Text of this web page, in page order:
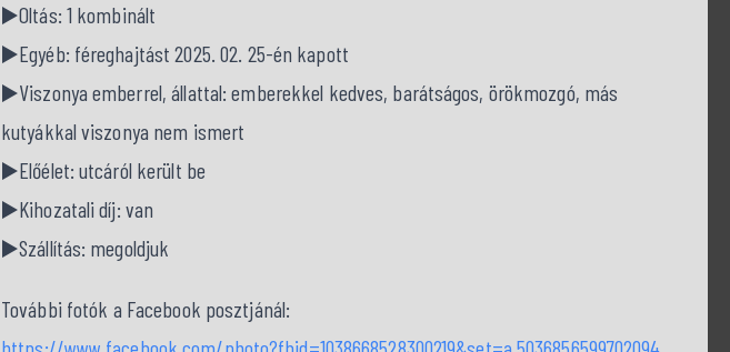
▶️Oltás: 1 kombinált
▶️Egyéb: féreghajtást 2025. 02. 25-én kapott
▶️Viszonya emberrel, állattal: emberekkel kedves, barátságos, örökmozgó, más
kutyákkal viszonya nem ismert
▶️Előélet: utcáról került be
▶️Kihozatali díj: van
▶️Szállítás: megoldjuk
További fotók a Facebook posztjánál: